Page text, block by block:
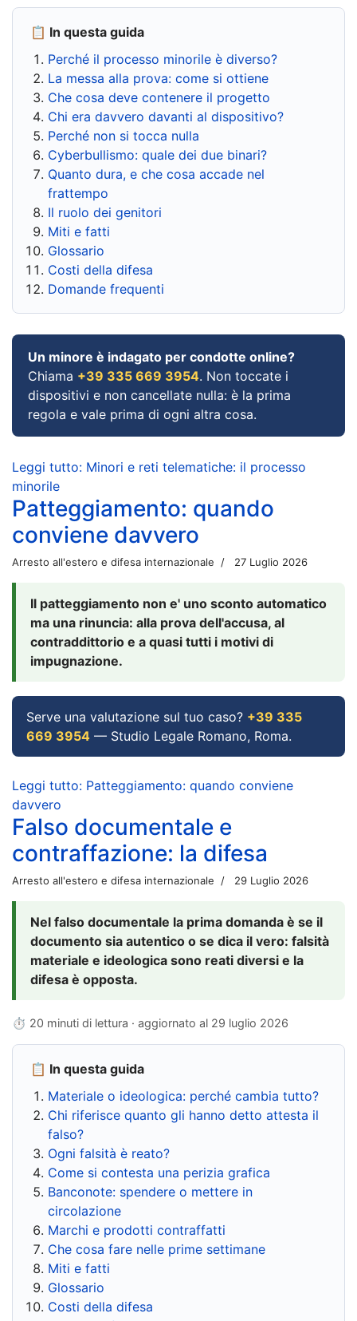
📋 In questa guida
Perché il processo minorile è diverso?
La messa alla prova: come si ottiene
Che cosa deve contenere il progetto
Chi era davvero davanti al dispositivo?
Perché non si tocca nulla
Cyberbullismo: quale dei due binari?
Quanto dura, e che cosa accade nel
frattempo
Il ruolo dei genitori
Miti e fatti
Glossario
Costi della difesa
Domande frequenti
Un minore è indagato per condotte online?
Chiama +39 335 669 3954. Non toccate i
dispositivi e non cancellate nulla: è la prima
regola e vale prima di ogni altra cosa.
Leggi tutto: Minori e reti telematiche: il processo
minorile
Patteggiamento: quando
conviene davvero
Arresto all'estero e difesa internazionale 27 Luglio 2026
Il patteggiamento non e' uno sconto automatico
ma una rinuncia: alla prova dell'accusa, al
contraddittorio e a quasi tutti i motivi di
impugnazione.
Serve una valutazione sul tuo caso? +39 335
669 3954 — Studio Legale Romano, Roma.
Leggi tutto: Patteggiamento: quando conviene
davvero
Falso documentale e
contraffazione: la difesa
Arresto all'estero e difesa internazionale 29 Luglio 2026
Nel falso documentale la prima domanda è se il
documento sia autentico o se dica il vero: falsità
materiale e ideologica sono reati diversi e la
difesa è opposta.
⏱ 20 minuti di lettura · aggiornato al 29 luglio 2026
📋 In questa guida
Materiale o ideologica: perché cambia tutto?
Chi riferisce quanto gli hanno detto attesta il
falso?
Ogni falsità è reato?
Come si contesta una perizia grafica
Banconote: spendere o mettere in
circolazione
Marchi e prodotti contraffatti
Che cosa fare nelle prime settimane
Miti e fatti
Glossario
Costi della difesa